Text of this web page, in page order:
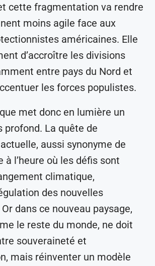
cette fragmentation va rendre
moins agile face aux
américaines. Elle
d’accroître les divisions
entre pays du Nord et
les forces populistes.
met donc en lumière un
profond. La quête de
aussi synonyme de
à l’heure où les défis sont
climatique,
des nouvelles
dans ce nouveau paysage,
le reste du monde, ne doit
souveraineté et
mais réinventer un modèle